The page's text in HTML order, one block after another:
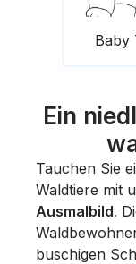
Baby
Ein
Tauchen Sie
Waldtiere mit
Ausmalbild.
buschigen